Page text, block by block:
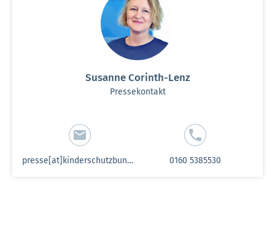
Susanne Corinth-Lenz
Pressekontakt
presse[at]kinderschutzbund-sh.de 0160 5385530